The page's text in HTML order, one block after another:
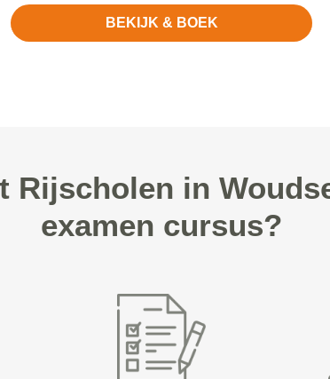
BEKIJK & BOEK
Rijscholen in
examen cursus?